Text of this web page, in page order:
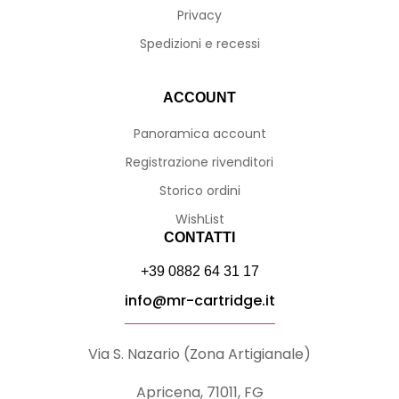
Privacy
Spedizioni e recessi
ACCOUNT
Panoramica account
Registrazione rivenditori
Storico ordini
WishList
CONTATTI
+39 0882 64 31 17
info@mr-cartridge.it
Via S. Nazario (Zona Artigianale)
Apricena, 71011, FG